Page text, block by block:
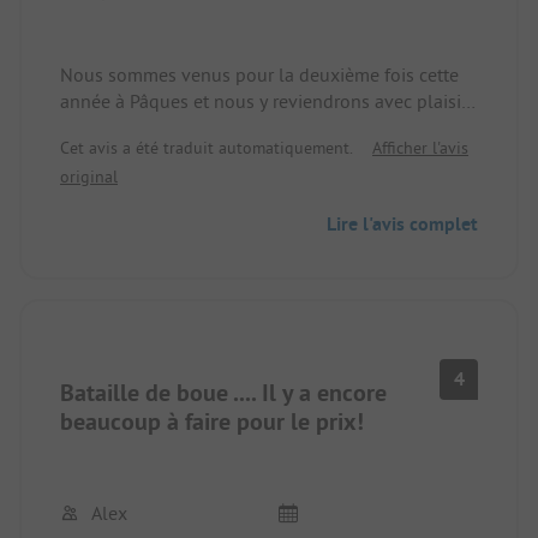
Nous sommes venus pour la deuxième fois cette
année à Pâques et nous y reviendrons avec plaisir.
emplacements et des installations sanitaires
propres.
Cet avis a été traduit automatiquement.
Afficher l'avis
original
Lire l'avis complet
Bataille de boue .... Il y a encore
beaucoup à faire pour le prix!
4
Alex